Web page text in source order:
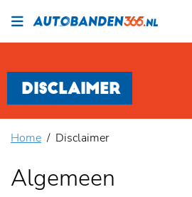
DISCLAIMER
Home Disclaimer
Algemeen